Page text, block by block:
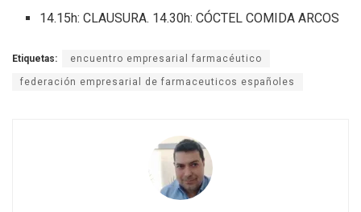
14.15h: CLAUSURA. 14.30h: CÓCTEL COMIDA ARCOS
Etiquetas: encuentro empresarial farmacéutico
federación empresarial de farmaceuticos españoles